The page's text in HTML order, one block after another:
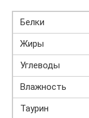
Белки
Жиры
Углеводы
Влажность
Таурин